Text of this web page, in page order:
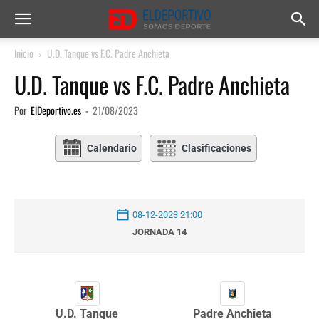
Inicio U.D. Tanque vs F.C. Padre Anchieta
U.D. Tanque vs F.C. Padre Anchieta
Por ElDeportivo.es - 21/08/2023
Calendario Clasificaciones
08-12-2023 21:00
JORNADA 14
U.D. Tanque Padre Anchieta